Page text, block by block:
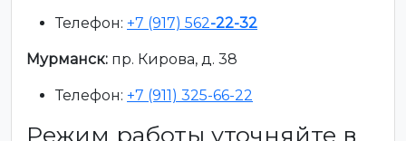
Телефон: +7 (917) 562-22-32
Мурманск: пр. Кирова, д. 38
Телефон: +7 (911) 325-66-22
Режим работы уточняйте в